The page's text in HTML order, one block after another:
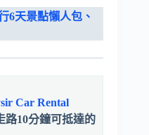
6天景點懶人包、
Car Rental
路10分鐘可抵達的